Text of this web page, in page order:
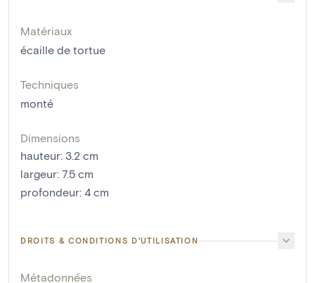
Matériaux
écaille de tortue
Techniques
monté
Dimensions
hauteur: 3.2 cm
largeur: 7.5 cm
profondeur: 4 cm
DROITS & CONDITIONS D'UTILISATION
Métadonnées